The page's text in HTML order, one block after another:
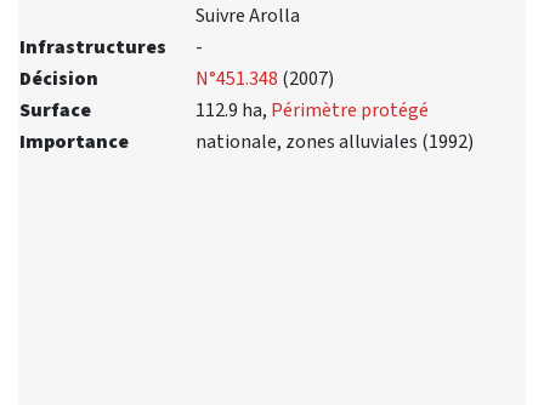
Suivre Arolla
Infrastructures
-
Décision
N°451.348 (2007)
Surface
112.9 ha, Périmètre protégé
Importance
nationale, zones alluviales (1992)